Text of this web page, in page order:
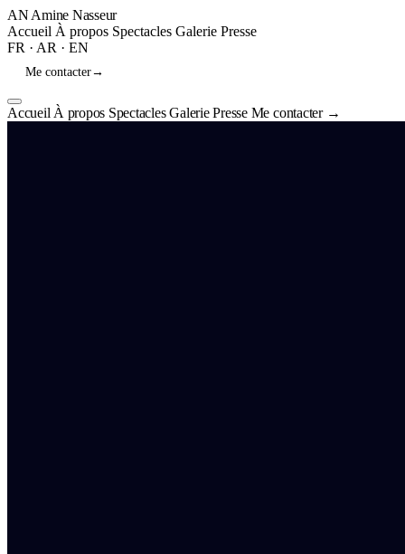
AN Amine Nasseur
Accueil À propos Spectacles Galerie Presse
FR · AR · EN
Me contacter→
Accueil À propos SpectaclesGaleriePresse Me contacter →